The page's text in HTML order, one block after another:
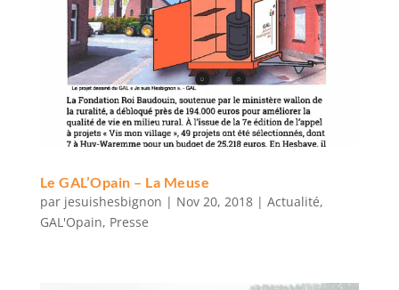
Le GAL’Opain – La Meuse
par jesuishesbignon | Nov 20, 2018| Actualité,
GAL'Opain, Presse